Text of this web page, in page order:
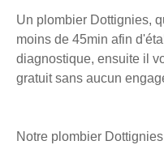
Un plombier Dottignies,
moins de 45min afin
diagnostique, ensuite il
gratuit sans aucun
Notre plombier